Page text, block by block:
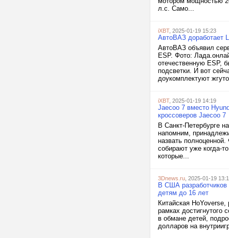
л.с. Само...
iXBT, 2025-01-19 15:23
АвтоВАЗ доработает
АвтоВАЗ объявил
ESP. Фото:
отечественную ESP,
подсветки. И вот
доукомплектуют
iXBT, 2025-01-19 14:19
Jaecoo 7 вместо
кроссоверов Jaecoo 7
В Санкт-Петербурге
напомним,
назвать
собирают уже когда-
которые...
3Dnews.ru , 2025-01-19
В США разработчиков
детям до 16 лет
Китайская
рамках достигнутого
в обмане детей,
долларов на